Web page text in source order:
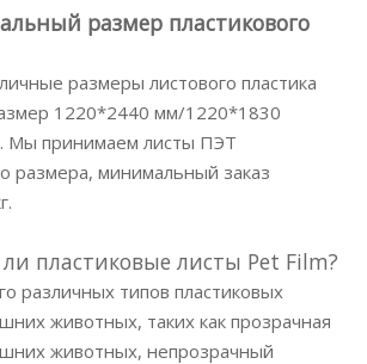
размер пластикового
размеры листового пластика
1220*2440 мм/1220*1830
Мы принимаем листы ПЭТ
размера, минимальный заказ
пластиковые листы Pet Film?
различных типов пластиковых
животных, таких как прозрачная
животных, непрозрачный